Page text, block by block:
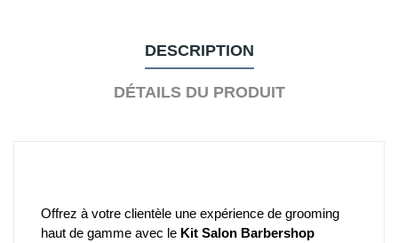
DESCRIPTION
DÉTAILS DU PRODUIT
Offrez à votre clientèle une expérience de grooming
haut de gamme avec le Kit Salon Barbershop